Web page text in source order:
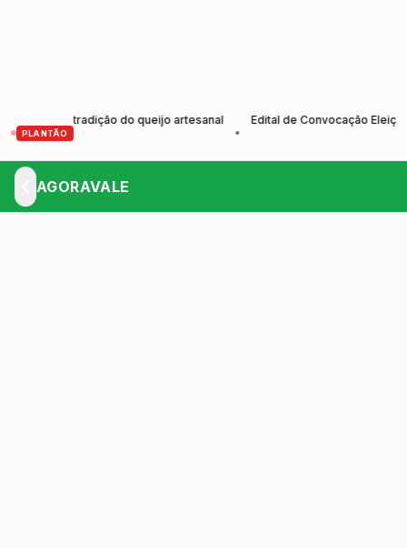
PLANTÃO
tradição do queijo artesanal
Edital de Convocação Eleição
AGORAVALE